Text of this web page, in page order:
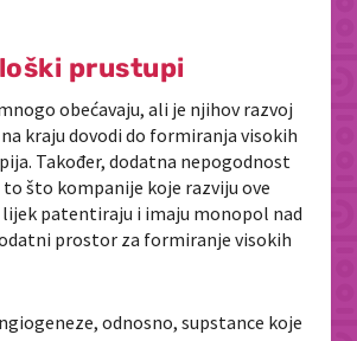
prustupi
obećavaju, ali je njihov razvoj
kraju dovodi do formiranja visokih
Također, dodatna nepogodnost
to što kompanije koje razviju ove
patentiraju i imaju monopol nad
prostor za formiranje visokih
odnosno, supstance koje